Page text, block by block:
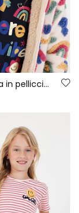
Giacca lunga in pelliccia grezza da bambina con stampa multicolore